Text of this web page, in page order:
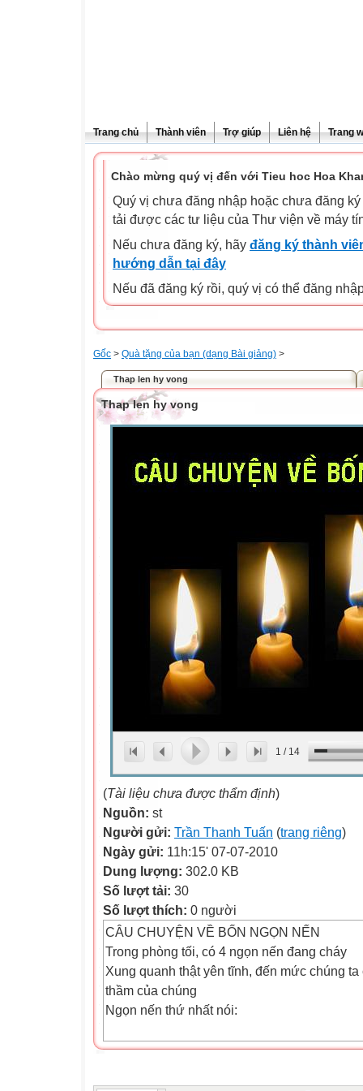
Trang chủ Thành viên Trợ giúp Liên hệ Trang
Chào mừng quý vị đến với Tieu hoc Hoa
Quý vị chưa đăng nhập hoặc chưa đăng
tải được các tư liệu của Thư viện về máy
Nếu chưa đăng ký, hãy đăng ký thành
hướng dẫn tại đây
Nếu đã đăng ký rồi, quý vị có thể đăng
Gốc > Quà tặng của bạn (dạng Bài giảng) >
Thap len hy vong
Thap len hy vong
1 / 14
(Tài liệu chưa được thẩm định)
Nguồn: st
Người gửi: Trần Thanh Tuấn (trang riêng)
Ngày gửi: 11h:15' 07-07-2010
Dung lượng: 302.0 KB
Số lượt tải: 30
Số lượt thích: 0 người
CÂU CHUYỆN VỀ BỐN NGỌN NẾN
Trong phòng tối, có 4 ngọn nến đang cháy
Xung quanh thật yên tĩnh, đến mức chúng
thầm của chúng
Ngọn nến thứ nhất nói:
TÔI LÀ HIỆN THÂN CỦA HÒA BÌNH
Cuộc đời sẽ như thế nào nếu không có tôi